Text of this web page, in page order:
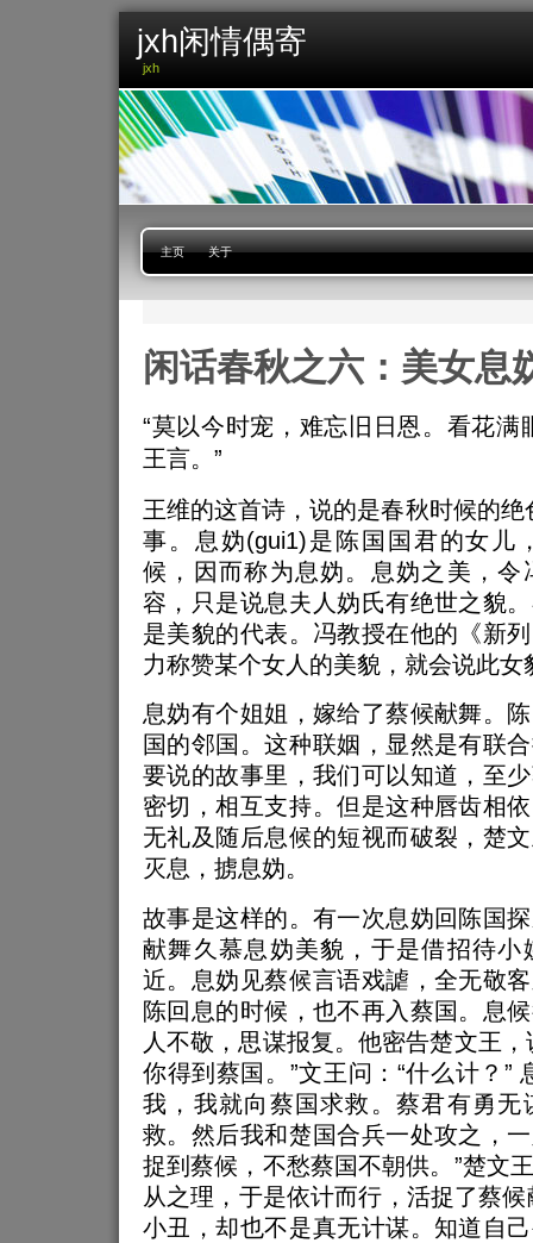
jxh闲情偶寄
jxh
主页 关于
闲话春秋之六：美女息
“莫以今时宠，难忘旧日恩。看花满
王言。”
王维的这首诗，说的是春秋时候的绝
事。息妫(gui1)是陈国国君的女儿
候，因而称为息妫。息妫之美，令
容，只是说息夫人妫氏有绝世之貌
是美貌的代表。冯教授在他的《新
力称赞某个女人的美貌，就会说此女
息妫有个姐姐，嫁给了蔡候献舞。
国的邻国。这种联姻，显然是有联
要说的故事里，我们可以知道，至
密切，相互支持。但是这种唇齿相
无礼及随后息候的短视而破裂，楚
灭息，掳息妫。
故事是这样的。有一次息妫回陈国
献舞久慕息妫美貌，于是借招待小
近。息妫见蔡候言语戏謔，全无敬
陈回息的时候，也不再入蔡国。息
人不敬，思谋报复。他密告楚文王
你得到蔡国。”文王问：“什么计？”
我，我就向蔡国求救。蔡君有勇无
救。然后我和楚国合兵一处攻之，
捉到蔡候，不愁蔡国不朝供。”楚文
从之理，于是依计而行，活捉了蔡
小丑，却也不是真无计谋。知道自